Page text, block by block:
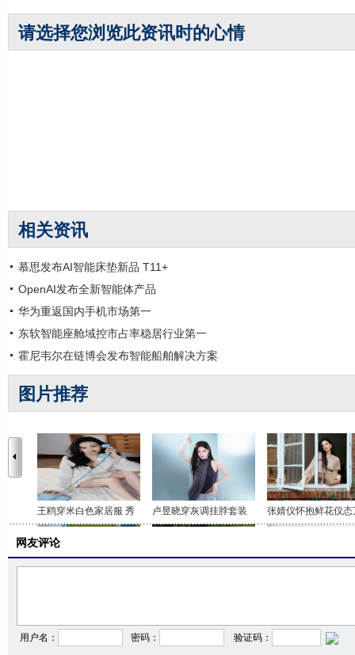
请选择您浏览此资讯时的心情
相关资讯
慕思发布AI智能床垫新品 T11+
OpenAI发布全新智能体产品
华为重返国内手机市场第一
东软智能座舱域控市占率稳居行业第一
霍尼韦尔在链博会发布智能船舶解决方案
图片推荐
王鸥穿米白色家居服 秀 卢昱晓穿灰调挂脖套装 张婧仪怀抱鲜花仪态
网友评论
用户名： 密码： 验证码：